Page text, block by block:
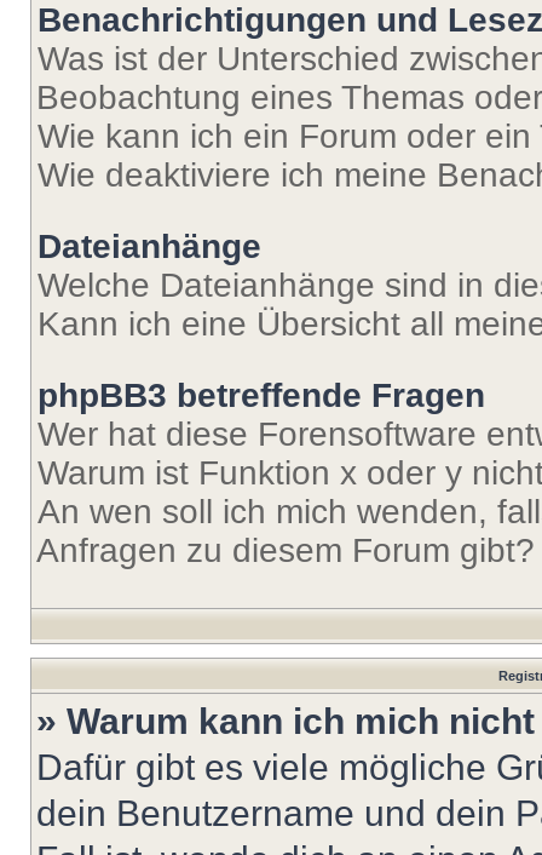
Benachrichtigungen und
Was ist der Unterschied
Beobachtung eines Themas
Wie kann ich ein Forum oder
Wie deaktiviere ich meine
Dateianhänge
Welche Dateianhänge sind in
Kann ich eine Übersicht all
phpBB3 betreffende Fragen
Wer hat diese Forensoftware
Warum ist Funktion x oder y
An wen soll ich mich wenden,
Anfragen zu diesem Forum gibt?
» Warum kann ich mich
Dafür gibt es viele mögliche
dein Benutzername und dein